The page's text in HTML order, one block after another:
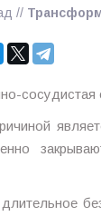
//
сосудистая